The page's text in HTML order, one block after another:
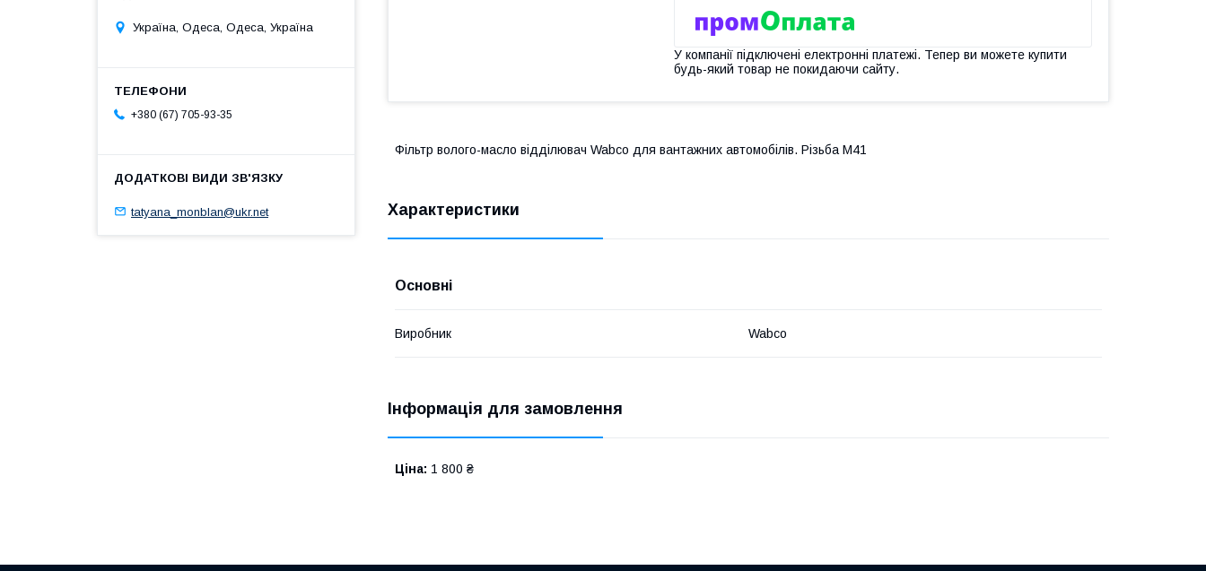
У компанії підключені електронні платежі. Тепер ви можете купити
будь-який товар не покидаючи сайту.
Фільтр волого-масло відділювач Wabco для вантажних автомобілів. Різьба М41
Характеристики
Основні
Виробник Wabco
Інформація для замовлення
Ціна: 1 800 ₴
Україна, Одеса, Одеса, Україна
+380 (67) 705-93-35
tatyana_monblan@ukr.net